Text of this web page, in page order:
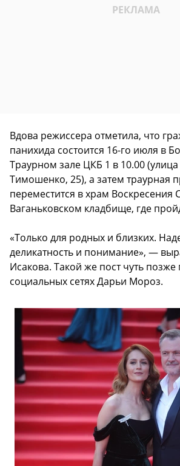
Вдова режиссера отметила, что
панихида состоится 16-го июля в
Траурном зале ЦКБ 1 в 10.00
Тимошенко, 25), а затем траурная
переместится в храм Воскресения
Ваганьковском кладбище, где
«Только для родных и близких.
деликатность и понимание», —
Исакова. Такой же пост чуть позже
социальных сетях Дарьи Мороз.